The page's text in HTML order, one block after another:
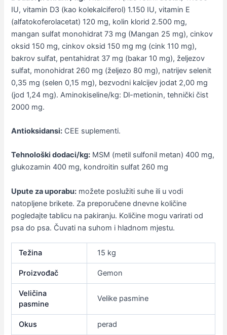
IU, vitamin D3 (kao kolekalciferol) 1.150 IU, vitamin E
(alfatokoferolacetat) 120 mg, kolin klorid 2.500 mg,
mangan sulfat monohidrat 73 mg (Mangan 25 mg), cinkov
oksid 150 mg, cinkov oksid 150 mg mg (cink 110 mg),
bakrov sulfat, pentahidrat 37 mg (bakar 10 mg), željezov
sulfat, monohidrat 260 mg (željezo 80 mg), natrijev selenit
0,35 mg (selen 0,15 mg), bezvodni kalcijev jodat 2,00 mg
(jod 1,24 mg). Aminokiseline/kg: Dl-metionin, tehnički čist
2000 mg.
Antioksidansi: CEE suplementi.
Tehnološki dodaci/kg: MSM (metil sulfonil metan) 400 mg,
glukozamin 400 mg, kondroitin sulfat 260 mg
Upute za uporabu: možete poslužiti suhe ili u vodi
natopljene brikete. Za preporučene dnevne količine
pogledajte tablicu na pakiranju. Količine mogu varirati od
psa do psa. Čuvati na suhom i hladnom mjestu.
Težina 15 kg
Proizvođač Gemon
Veličina
pasmine
Velike pasmine
Okus perad